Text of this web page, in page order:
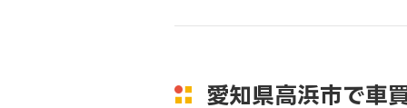
愛知県高浜市で車